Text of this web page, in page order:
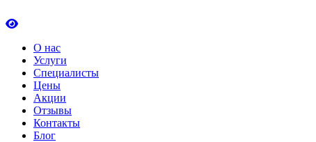
О нас
Услуги
Специалисты
Цены
Акции
Отзывы
Контакты
Блог